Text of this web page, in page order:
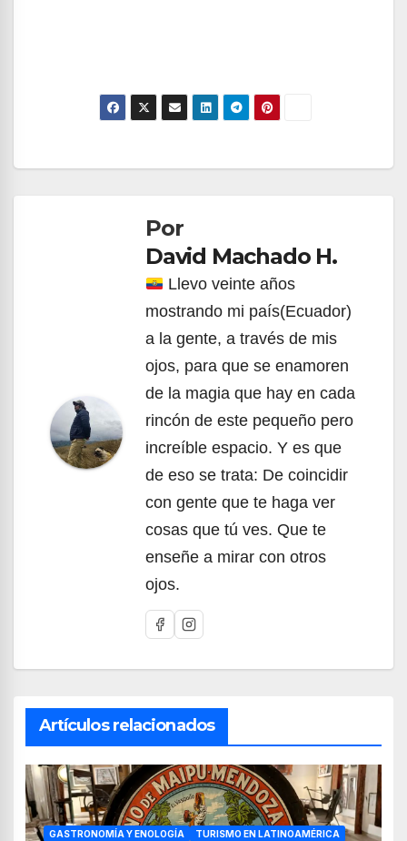
Navegación
entradasPor
David Machado H.
Llevo veinte años
mostrando mi país(Ecuador)
a la gente, a través de mis
ojos, para que se enamoren
de la magia que hay en cada
rincón de este pequeño pero
increíble espacio. Y es que
de eso se trata: De coincidir
con gente que te haga ver
cosas que tú ves. Que te
enseñe a mirar con otros
ojos.
Artículos relacionados
GASTRONOMÍA Y ENOLOGÍA TURISMO EN LATINOAMÉRICA